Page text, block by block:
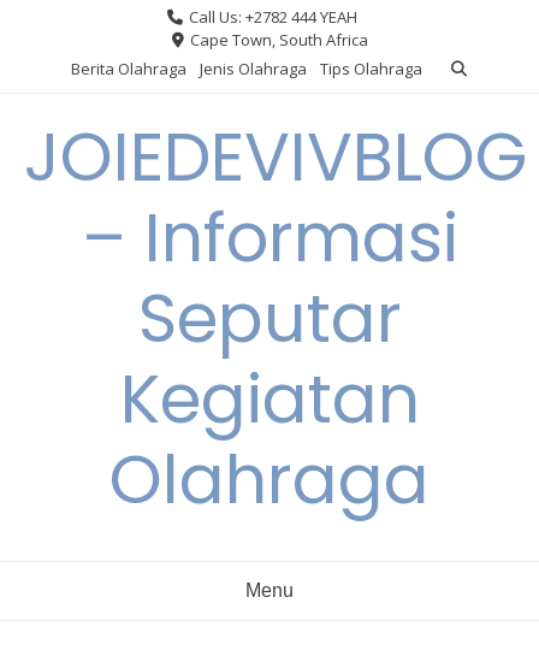
Call Us: +2782 444 YEAH
Cape Town, South Africa
Berita Olahraga
Jenis Olahraga Tips Olahraga
JOIEDEVIVBLOG
– Informasi
Seputar
Kegiatan
Olahraga
Menu